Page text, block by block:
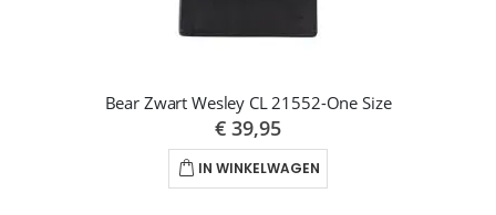
Bear Zwart Wesley CL 21552-One Size
€ 39,95
IN WINKELWAGEN